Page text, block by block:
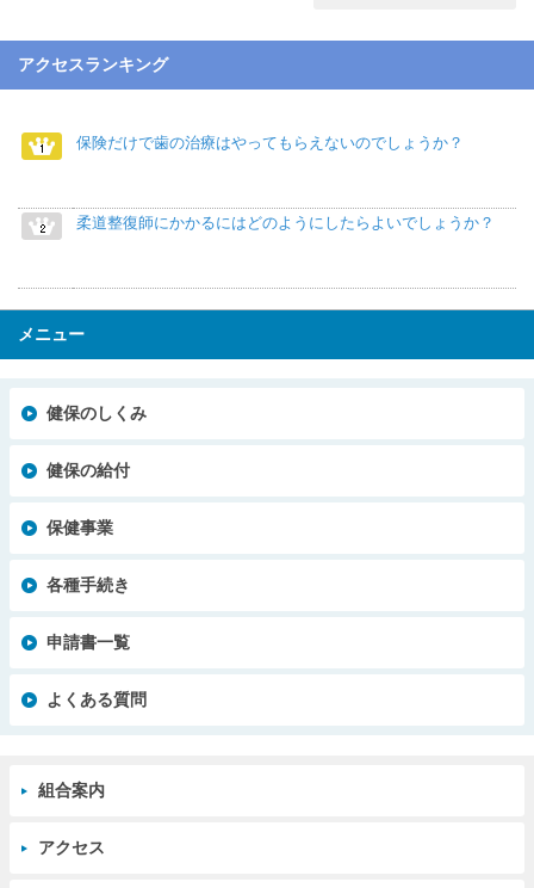
アクセスランキング
保険だけで歯の治療はやってもらえないのでしょうか？
柔道整復師にかかるにはどのようにしたらよいでしょうか？
メニュー
健保のしくみ
健保の給付
保健事業
各種手続き
申請書一覧
よくある質問
組合案内
アクセス